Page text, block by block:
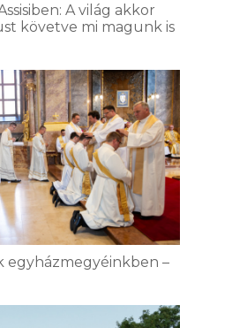
A világ akkor
követve mi magunk is
egyházmegyéinkben –